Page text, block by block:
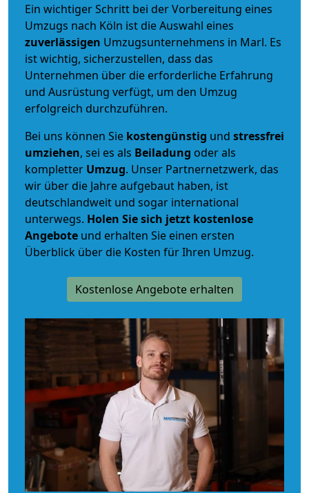
Ein wichtiger Schritt bei der Vorbereitung eines
Umzugs nach Köln ist die Auswahl eines
zuverlässigen Umzugsunternehmens in Marl. Es
ist wichtig, sicherzustellen, dass das
Unternehmen über die erforderliche Erfahrung
und Ausrüstung verfügt, um den Umzug
erfolgreich durchzuführen.
Bei uns können Sie kostengünstig und stressfrei
umziehen, sei es als Beiladung oder als
kompletter Umzug. Unser Partnernetzwerk, das
wir über die Jahre aufgebaut haben, ist
deutschlandweit und sogar international
unterwegs. Holen Sie sich jetzt kostenlose
Angebote und erhalten Sie einen ersten
Überblick über die Kosten für Ihren Umzug.
Kostenlose Angebote erhalten